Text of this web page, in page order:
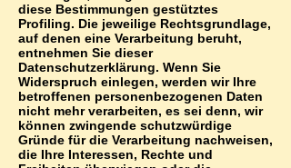
diese Bestimmungen gestütztes
Profiling. Die jeweilige Rechtsgrundlage,
auf denen eine Verarbeitung beruht,
entnehmen Sie dieser
Datenschutzerklärung. Wenn Sie
Widerspruch einlegen, werden wir Ihre
betroffenen personenbezogenen Daten
nicht mehr verarbeiten, es sei denn, wir
können zwingende schutzwürdige
Gründe für die Verarbeitung nachweisen,
die Ihre Interessen, Rechte und